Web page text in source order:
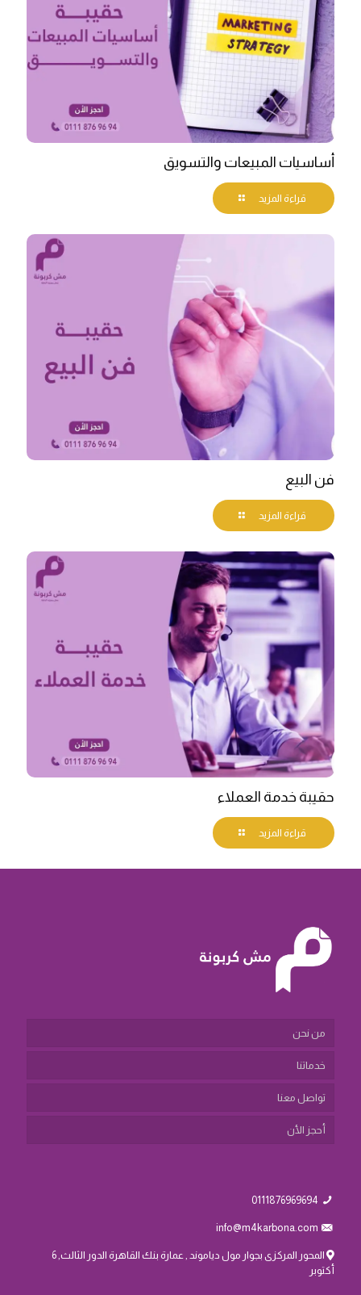
أساسيات المبيعات والتسويق
قراءة المزيد
فن البيع
قراءة المزيد
حقيبة خدمة العملاء
قراءة المزيد
من نحن
خدماتنا
تواصل معنا
أحجز الأن
0111876969694
info@m4karbona.com
المحور المركزى بجوار مول دياموند , عمارة بنك القاهرة الدور الثالث, 6
أكتوبر